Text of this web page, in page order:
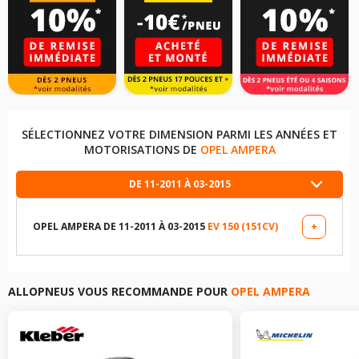
SÉLECTIONNEZ VOTRE DIMENSION PARMI LES ANNÉES ET
MOTORISATIONS DE OPEL AMPERA
DE 11-2011 À 03-2015
OPEL AMPERA DE 11-2011 À 03-2015 EV 150 (151CV)
+
ALLOPNEUS VOUS RECOMMANDE POUR OPEL AMPERA